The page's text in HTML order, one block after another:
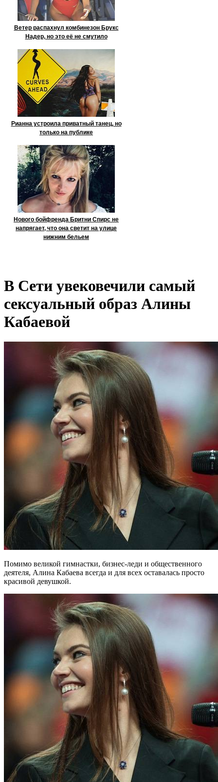
Ветер распахнул комбинезон Брукс
Надер, но это её не смутило
Рианна устроила приватный танец, но
только на публике
Нового бойфренда Бритни Спирс не
напрягает, что она светит на улице
нижним бельем
В Сети увековечили самый
сексуальный образ Алины
Кабаевой
Помимо великой гимнастки, бизнес-леди и общественного
деятеля, Алина Кабаева всегда и для всех оставалась просто
красивой девушкой.